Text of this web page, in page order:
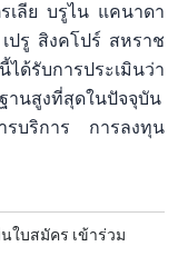
เลีย บรูไน แคนาดา
ปรู สิงคโปร์ สหราช
ด้รับการประเมินว่า
านสูงที่สุดในปัจจุบัน
รบริการ การลงทุน
ใบสมัคร เข้าร่วม